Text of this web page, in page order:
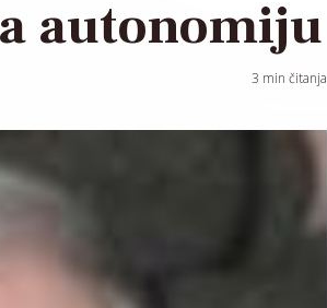
autonomiju
3 min čitanja